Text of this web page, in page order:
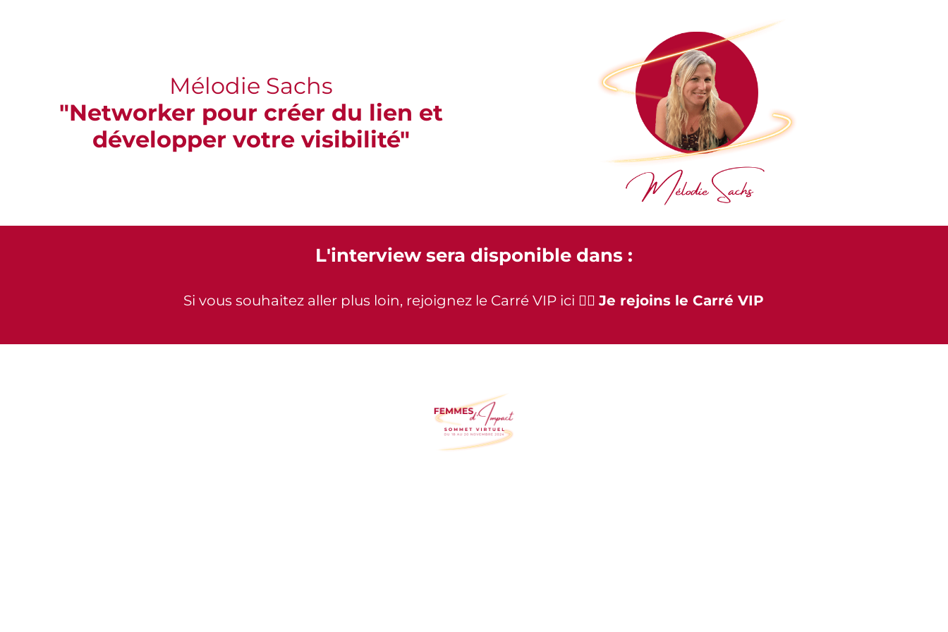
Mélodie Sachs
"Networker pour créer du lien et
développer votre visibilité"
L'interview sera disponible dans :
Si vous souhaitez aller plus loin, rejoignez le Carré VIP ici 👉🏻Je rejoins le Carré VIP